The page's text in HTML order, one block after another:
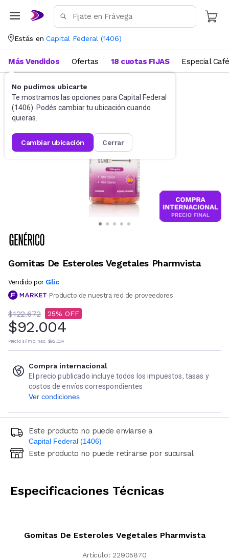
Estás en Capital Federal (1406)
No pudimos ubicarte
Te mostramos las opciones para Capital Federal
(1406). Podés cambiar tu ubicación cuando
quieras.
cambiar ubicación cerrar
Más Vendidos Ofertas 18 cuotas FIJAS Especial Café
Suplementos Suplementos deportivos
Gomitas De Esteroles Vegetales Pharmvista
Vendido por Glic
Producto de nuestra red de proveedores
$122.672 25
$92.004
Precio s/imp. nac. $92.004
Compra internacional
El precio publicado incluye todos los impuestos, tasas y
costos de envíos correspondientes
Ver condiciones
Este producto no puede enviarse a
Capital Federal (1406)
Ingresá código postal (sólo números)
Este producto no puede retirarse por sucursal
Especificaciones Técnicas
Gomitas De Esteroles Vegetales Pharmvista
Artículo: 22905870